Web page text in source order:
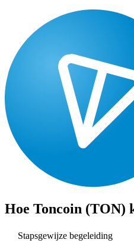
Hoe Toncoin (TON)
Stapsgewijze begeleiding